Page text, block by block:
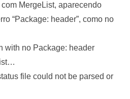
MergeList, aparecendo
“Package: header”, como no
with no Package: header
file could not be parsed or